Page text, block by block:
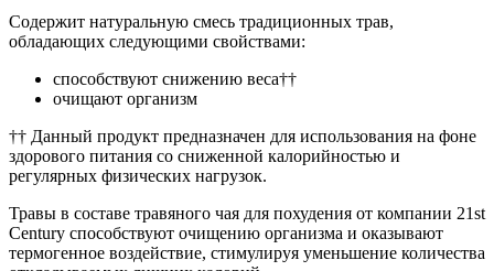
Содержит натуральную смесь традиционных трав,
обладающих следующими свойствами:
способствуют снижению веса††
очищают организм
†† Данный продукт предназначен для использования на фоне
здорового питания со сниженной калорийностью и
регулярных физических нагрузок.
Травы в составе травяного чая для похудения от компании 21st
Century способствуют очищению организма и оказывают
термогенное воздействие, стимулируя уменьшение количества